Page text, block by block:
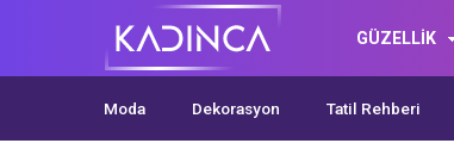
GÜZELLİK
Moda Dekorasyon Tatil Rehberi